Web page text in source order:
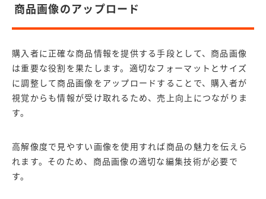
商品画像のアップロード
購入者に正確な商品情報を提供する手段として、商品画像
は重要な役割を果たします。適切なフォーマットとサイズ
に調整して商品画像をアップロードすることで、購入者が
視覚からも情報が受け取れるため、売上向上につながりま
す。
高解像度で見やすい画像を使用すれば商品の魅力を伝えら
れます。そのため、商品画像の適切な編集技術が必要で
す。